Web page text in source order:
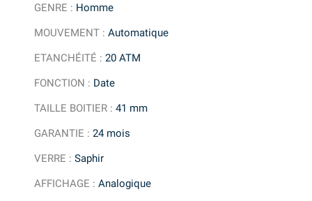
GENRE : Homme
MOUVEMENT :Automatique
ETANCHÉITÉ :20 ATM
FONCTION : Date
TAILLE BOITIER :41 mm
GARANTIE :24 mois
VERRE :Saphir
AFFICHAGE :Analogique